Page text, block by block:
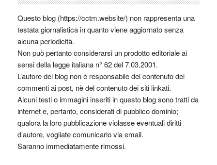
Questo blog (https://cctm.website/) non rappresenta una
testata giornalistica in quanto viene aggiornato senza
alcuna periodicità.
Non può pertanto considerarsi un prodotto editoriale ai
sensi della legge italiana n° 62 del 7.03.2001.
L’autore del blog non è responsabile del contenuto dei
commenti ai post, nè del contenuto dei siti linkati.
Alcuni testi o immagini inseriti in questo blog sono tratti da
internet e, pertanto, considerati di pubblico dominio;
qualora la loro pubblicazione violasse eventuali diritti
d’autore, vogliate comunicarlo via email.
Saranno immediatamente rimossi.